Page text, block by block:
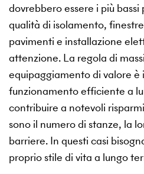
dovrebbero essere i più bassi
qualità di isolamento,
pavimenti e installazione
attenzione. La regola di
equipaggiamento di valore è
funzionamento efficiente a
contribuire a notevoli
sono il numero di stanze, la
barriere. In questi casi
proprio stile di vita a lungo